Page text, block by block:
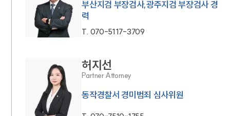
부산지검 부장검사,광주지검 부장검사 경
력
T. 070-5117-3709
허지선
Partner Attorney
동작경찰서 경미범죄 심사위원